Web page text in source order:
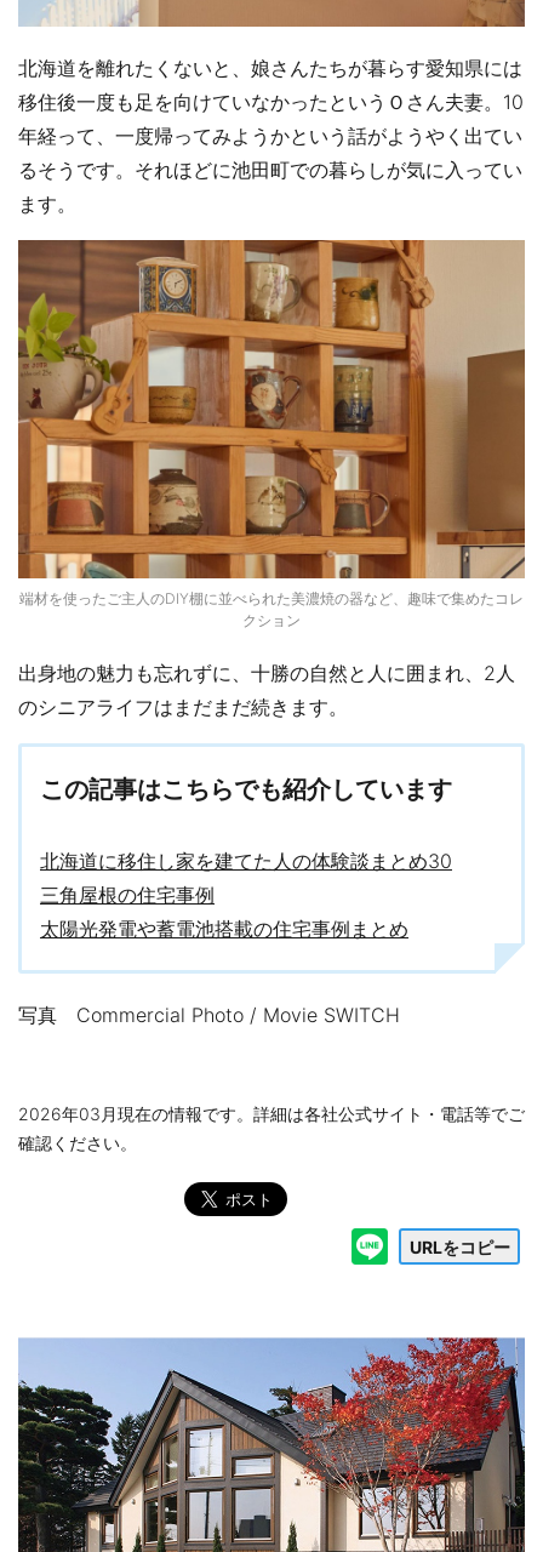
北海道を離れたくないと、娘さんたちが暮らす愛知県には
移住後一度も足を向けていなかったというＯさん夫妻。10
年経って、一度帰ってみようかという話がようやく出てい
るそうです。それほどに池田町での暮らしが気に入ってい
ます。
端材を使ったご主人のDIY棚に並べられた美濃焼の器など、趣味で集めたコレ
クション
出身地の魅力も忘れずに、十勝の自然と人に囲まれ、2人
のシニアライフはまだまだ続きます。
この記事はこちらでも紹介しています
北海道に移住し家を建てた人の体験談まとめ30
三角屋根の住宅事例
太陽光発電や蓄電池搭載の住宅事例まとめ
写真 Commercial Photo / Movie SWITCH
2026年03月現在の情報です。詳細は各社公式サイト・電話等でご
確認ください。
URLをコピー